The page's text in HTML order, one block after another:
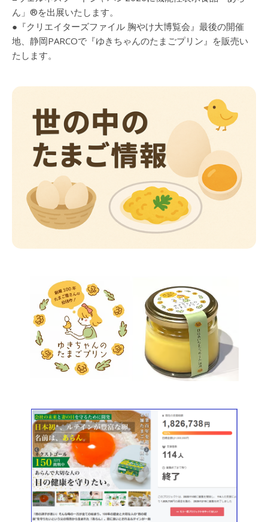
ん」®を出展いたします。
●『クリエイターズファイル 胸やけ大博覧会』最後の開催
地、静岡PARCOで『ゆきちゃんのたまごプリン』を販売い
たします。